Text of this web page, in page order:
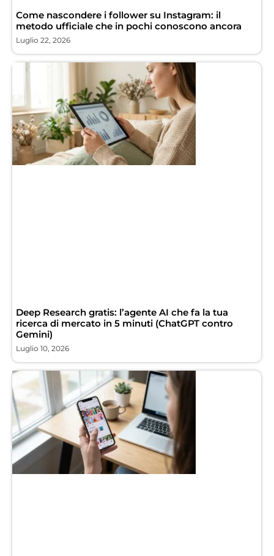
Come nascondere i follower su Instagram: il
metodo ufficiale che in pochi conoscono ancora
Luglio 22, 2026
Deep Research gratis: l’agente AI che fa la tua
ricerca di mercato in 5 minuti (ChatGPT contro
Gemini)
Luglio 10, 2026